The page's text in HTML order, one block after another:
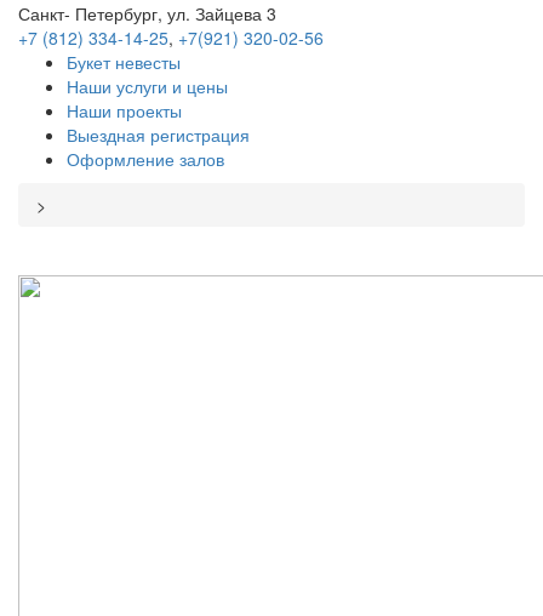
Санкт- Петербург, ул. Зайцева 3
+7 (812) 334-14-25, +7(921) 320-02-56
Букет невесты
Наши услуги и цены
Наши проекты
Выездная регистрация
Оформление залов
>